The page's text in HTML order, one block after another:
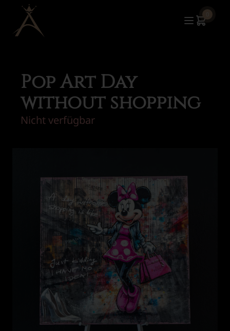
Pop Art Day
without shopping
Nicht verfügbar